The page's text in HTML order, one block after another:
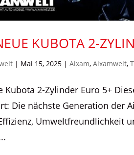
KUBOTA 2-
| Mai 15, 2025 |Aixam,Aixamwelt,
Kubota 2-Zylinder Euro 5+
Die nächste Generation der
Umweltfreundlichkeit